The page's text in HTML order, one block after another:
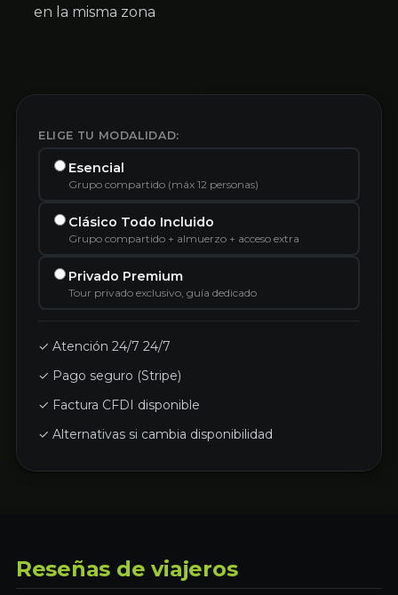
en la misma zona
ELIGE TU MODALIDAD:
Esencial
Grupo compartido (máx 12 personas)
Clásico Todo Incluido
Grupo compartido + almuerzo + acceso extra
Privado Premium
Tour privado exclusivo, guía dedicado
✓ Atención 24/7 24/7
✓ Pago seguro (Stripe)
✓ Factura CFDI disponible
✓ Alternativas si cambia disponibilidad
Reseñas de viajeros